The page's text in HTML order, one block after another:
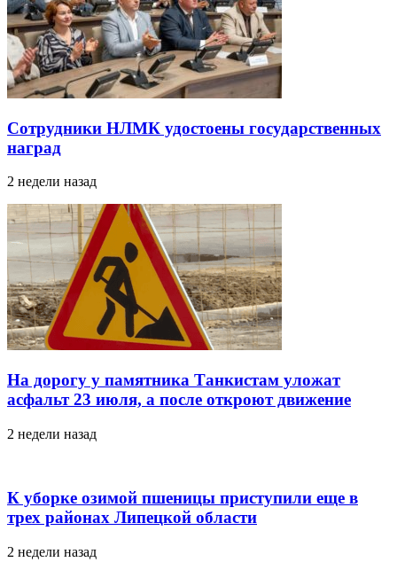
Сотрудники НЛМК удостоены государственных
наград
2 недели назад
На дорогу у памятника Танкистам уложат
асфальт 23 июля, а после откроют движение
2 недели назад
К уборке озимой пшеницы приступили еще в
трех районах Липецкой области
2 недели назад